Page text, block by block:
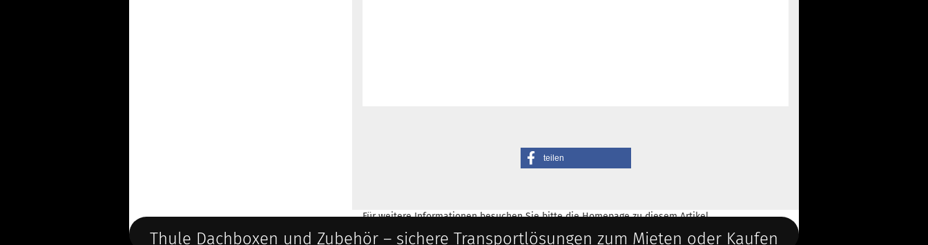
teilen
Für weitere Informationen besuchen Sie bitte dieHomepagezu diesem Artikel.
Thule Dachboxen und Zubehör – sichere Transportlösungen zum Mieten oder Kaufen